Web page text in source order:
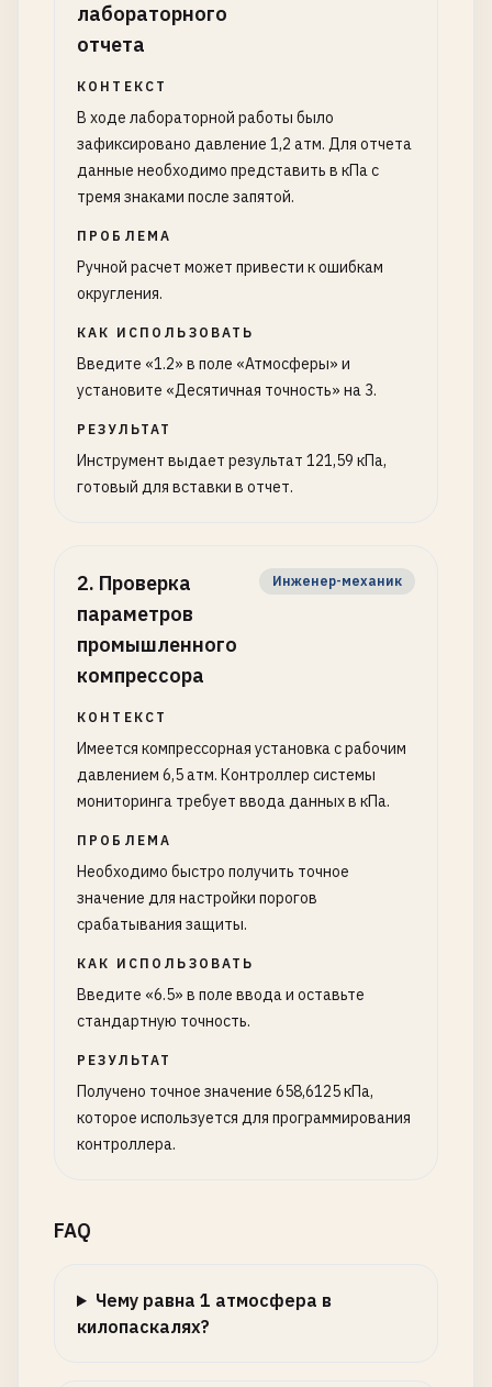
лабораторного
отчета
КОНТЕКСТ
В ходе лабораторной работы было
зафиксировано давление 1,2 атм. Для отчета
данные необходимо представить в кПа с
тремя знаками после запятой.
ПРОБЛЕМА
Ручной расчет может привести к ошибкам
округления.
КАК ИСПОЛЬЗОВАТЬ
Введите «1.2» в поле «Атмосферы» и
установите «Десятичная точность» на 3.
РЕЗУЛЬТАТ
Инструмент выдает результат 121,59 кПа,
готовый для вставки в отчет.
2. Проверка
параметров
промышленного
компрессора
Инженер-механик
КОНТЕКСТ
Имеется компрессорная установка с рабочим
давлением 6,5 атм. Контроллер системы
мониторинга требует ввода данных в кПа.
ПРОБЛЕМА
Необходимо быстро получить точное
значение для настройки порогов
срабатывания защиты.
КАК ИСПОЛЬЗОВАТЬ
Введите «6.5» в поле ввода и оставьте
стандартную точность.
РЕЗУЛЬТАТ
Получено точное значение 658,6125 кПа,
которое используется для программирования
контроллера.
FAQ
Чему равна 1 атмосфера в
килопаскалях?